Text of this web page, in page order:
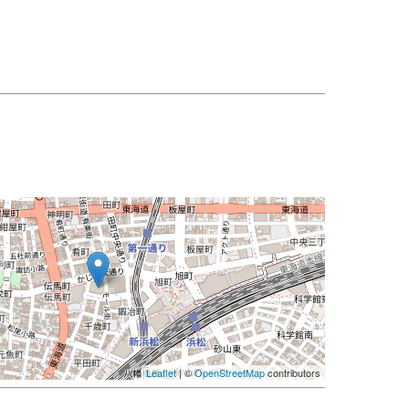
Leaflet| ©OpenStreetMapcontributors